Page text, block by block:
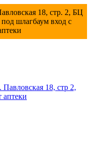
18, стр. 2, БЦ
шлагбаум вход с
18, стр 2,
аптеки